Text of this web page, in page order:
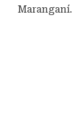
Maranganí.